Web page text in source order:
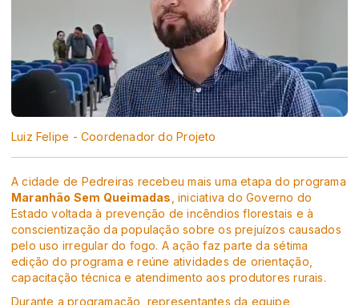
Luiz Felipe - Coordenador do Projeto
A cidade de Pedreiras recebeu mais uma etapa do programa
Maranhão Sem Queimadas , iniciativa do Governo do
Estado voltada à prevenção de incêndios florestais e à
conscientização da população sobre os prejuízos causados
pelo uso irregular do fogo. A ação faz parte da sétima
edição do programa e reúne atividades de orientação,
capacitação técnica e atendimento aos produtores rurais.
Durante a programação, representantes da equipe